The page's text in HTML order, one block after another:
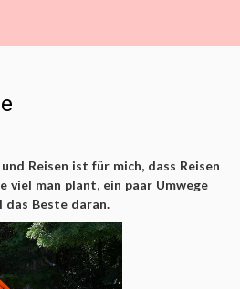
Reisen ist für mich, dass Reisen
viel man plant, ein paar Umwege
das Beste daran.